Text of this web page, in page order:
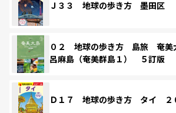
Ｊ３３ 地球の歩き方 墨田区
０２ 地球の歩き方 島旅 奄
呂麻島（奄美群島１） ５訂版
Ｄ１７ 地球の歩き方 タイ ２